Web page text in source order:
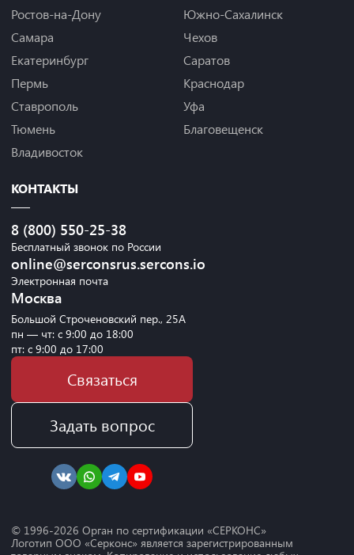
Ростов-на-Дону
Самара
Екатеринбург
Пермь
Ставрополь
Тюмень
Владивосток
Южно-Сахалинск
Чехов
Саратов
Краснодар
Уфа
Благовещенск
КОНТАКТЫ
8 (800) 550-25-38
Бесплатный звонок по России
online@serconsrus.sercons.io
Электронная почта
Москва
Большой Строченовский пер., 25А
пн — чт: с 9:00 до 18:00
пт: с 9:00 до 17:00
Связаться
Задать вопрос
© 1996-2026 Орган по сертификации «СЕРКОНС»
Логотип ООО «Серконс» является зарегистрированным